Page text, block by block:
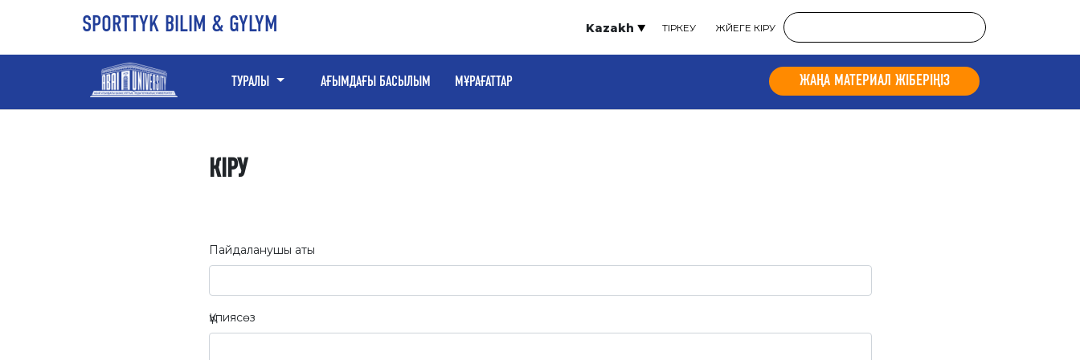
Kazakh
ТІРКЕУ ЖҮЙЕГЕ КІРУ
SPORTTYK BILIM & GYLYM
ТУРАЛЫ АҒЫМДАҒЫ БАСЫЛЫМ МҰРАҒАТТАР ЖАҢА МАТЕРИАЛ ЖІБЕРІҢІЗ
КІРУ
Пайдаланушы аты
Құпиясөз